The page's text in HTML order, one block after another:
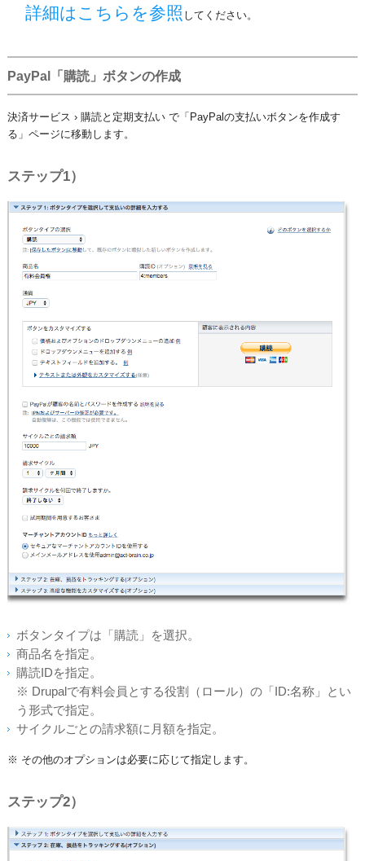
詳細はこちらを参照 してください。
PayPal「購読」ボタンの作成
決済サービス › 購読と定期支払い で「PayPalの支払いボタンを作成す
る」ページに移動します。
ステップ1）
ボタンタイプは 「購読」を選択。
商品名を指定。
購読IDを指定。
※ Drupalで有料会員とする役割（ロール）の「ID:名称」とい
う形式で指定。
サイクルごとの請求額に月額を指定。
※ その他のオプションは必要に応じて指定します。
ステップ2）